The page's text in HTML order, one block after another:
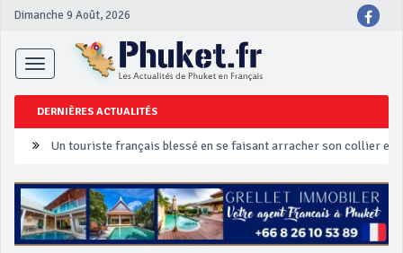
Dimanche 9 Août, 2026
Toggle
navigation
DERNIÈRES ACTUALITÉS
Un touriste français blessé en se faisant arracher son collier en
Phuket Peranakan Festival
‘Phuket Eye’ assurera la sécurité pendant Songkran